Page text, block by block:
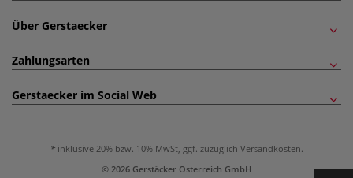
Über Gerstaecker
Zahlungsarten
Gerstaecker im Social Web
inklusive 20% bzw. 10% MwSt, ggf. zuzüglich Versandkosten.
© 2026 Gerstäcker Österreich GmbH